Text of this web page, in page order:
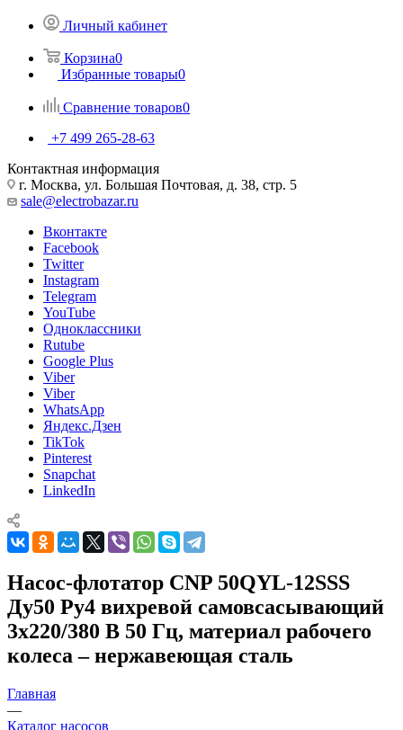
Личный кабинет
Корзина0
Избранные товары0
Сравнение товаров0
+7 499 265-28-63
Контактная информация
г. Москва, ул. Большая Почтовая, д. 38, стр. 5
sale@electrobazar.ru
Вконтакте
Facebook
Twitter
Instagram
Telegram
YouTube
Одноклассники
Rutube
Google Plus
Viber
Viber
WhatsApp
Яндекс.Дзен
TikTok
Pinterest
Snapchat
LinkedIn
Насос-флотатор CNP 50QYL-12SSS
Ду50 Ру4 вихревой самовсасывающий
3х220/380 В 50 Гц, материал рабочего
колеса – нержавеющая сталь
Главная
—
Каталог насосов